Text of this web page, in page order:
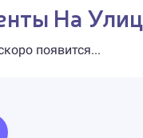
На
появится...